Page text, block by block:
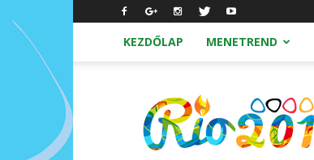
KEZDŐLAP MENETREND
Olimpia
2016
Rio